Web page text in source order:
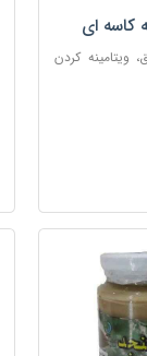
کاسه ای
ویتامینه کردن